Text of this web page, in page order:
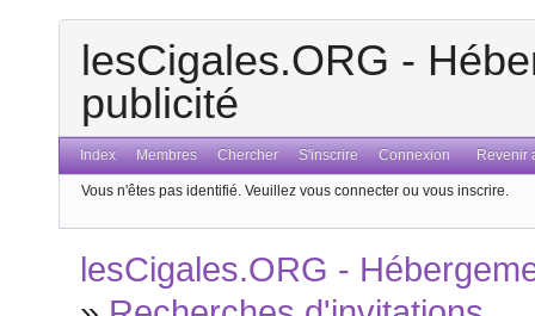
lesCigales.ORG -
publicité
Index Membres Chercher S'inscrire Connexion Revenir
Vous n'êtes pas identifié. Veuillez vous connecter ou vous inscrire.
lesCigales.ORG -